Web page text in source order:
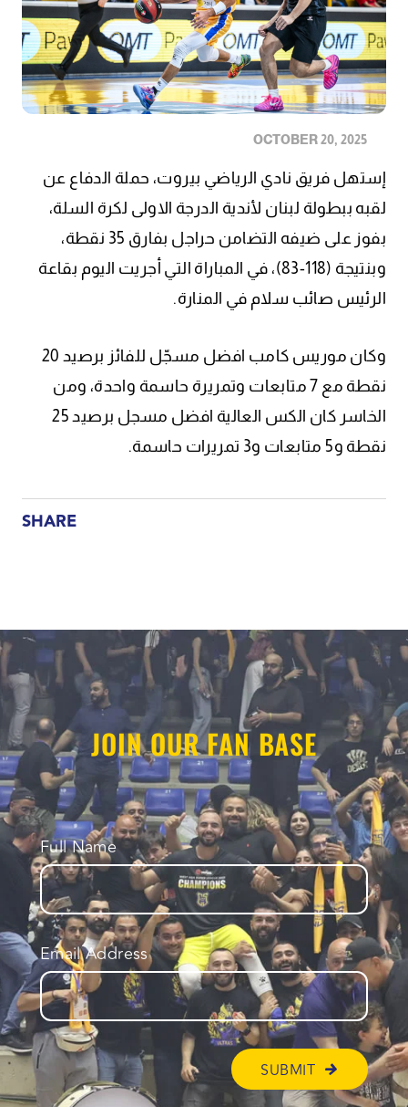
إستهل فريق نادي الرياضي بيروت، حملة الدفاع عن
لقبه ببطولة لبنان لأندية الدرجة الاولى لكرة السلة،
بفوز على ضيفه التضامن حراجل بفارق 35 نقطة،
وبنتيجة (118-83)، في المباراة التي أجريت اليوم بقاعة
الرئيس صائب سلام في المنارة.
وكان موريس كامب افضل مسجّل للفائز برصيد 20
نقطة مع 7 متابعات وتمريرة حاسمة واحدة، ومن
الخاسر كان الكس العالية افضل مسجل برصيد 25
نقطة و5 متابعات و3 تمريرات حاسمة.
SHARE
JOIN OUR FAN BASE
Full Name
Email Address